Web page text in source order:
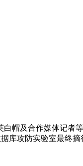
白帽及合作媒体记者
库攻防实验室最终摘